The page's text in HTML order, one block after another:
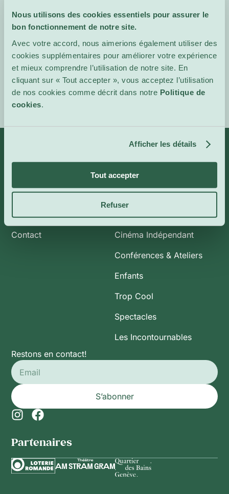
Nous utilisons des cookies essentiels pour assurer le
bon fonctionnement de notre site.
Avec votre accord, nous aimerions également utiliser des
cookies supplémentaires pour améliorer votre expérience
et mieux comprendre l’utilisation de notre site. En
cliquant sur « Tout accepter », vous acceptez l’utilisation
de nos cookies comme décrit dans notre Politique de
cookies
Afficher les détails
Tout accepter
Refuser
propice au mouvement et
à la découverte partagée.
Site de
l'événement
Infos
À propos de nous
CoolBytes
Contact
Art et Expositions
Plein Air
Cinéma Indépendant
Conférences & Ateliers
Enfants
Trop Cool
Spectacles
Les Incontournables
Restons en contact!
S’abonner
Partenaires​